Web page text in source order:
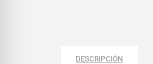
DESCRIPCIÓN